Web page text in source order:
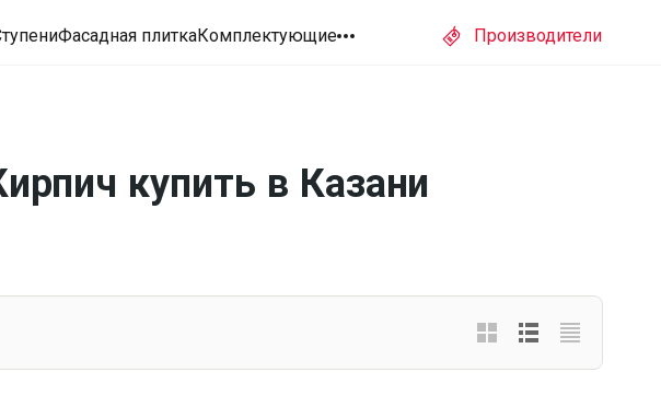
Фасадная плиткаКомплектующие Производители
купить в Казани